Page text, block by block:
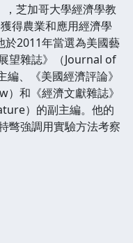
，芝加哥大學經濟學教
得農業和應用經濟學
於2011年當選為美國藝
望雜誌》（Journal of
、《美國經濟評論》
）和《經濟文獻雜誌》
）的副主編。他的
彆強調用實驗方法考察